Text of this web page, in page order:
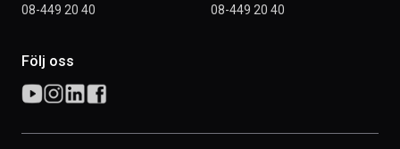
08-449 20 40
08-449 20 40
Följ oss